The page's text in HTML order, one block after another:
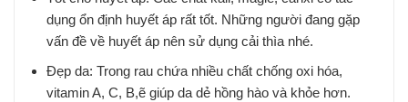
dụng ổn định huyết áp rất tốt. Những người đang gặp
vấn đề về huyết áp nên sử dụng cải thìa nhé.
Đẹp da: Trong rau chứa nhiều chất chống oxi hóa,
vitamin A, C, B,ẽ giúp da dẻ hồng hào và khỏe hơn.